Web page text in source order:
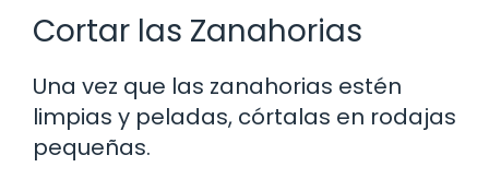
Cortar las Zanahorias
Una vez que las zanahorias estén
limpias y peladas, córtalas en rodajas
pequeñas.